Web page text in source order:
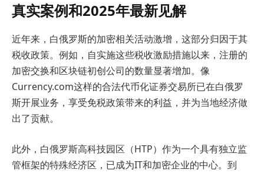
真实案例和2025年最新见解
近年来，白俄罗斯的加密相关活动激增，这部分归因于其
税收政策。例如，自实施这些税收激励措施以来，注册的
加密交换和区块链初创公司的数量显著增加。像
Currency.com这样的合法代币化证券交易所已在白俄罗
斯开展业务，享受免税政策带来的利益，并为当地经济做
出了贡献。
此外，白俄罗斯高科技园区（HTP）作为一个具有独立监
管框架的特殊经济区，已成为IT和加密企业的中心。到